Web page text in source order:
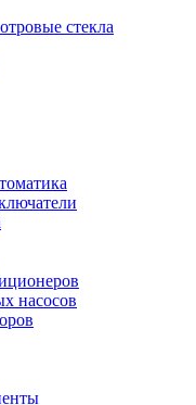
стекла
насосов